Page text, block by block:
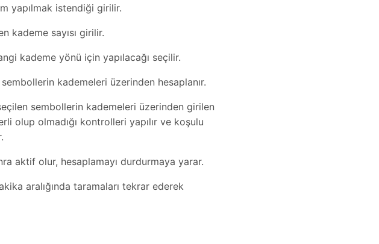
yapılmak istendiği girilir.
kademe sayısı girilir.
kademe yönü için yapılacağı seçilir.
kademeleri üzerinden hesaplanır.
sembollerin kademeleri üzerinden girilen
olup olmadığı kontrolleri yapılır ve koşulu
aktif olur, hesaplamayı durdurmaya yarar.
aralığında taramaları tekrar ederek